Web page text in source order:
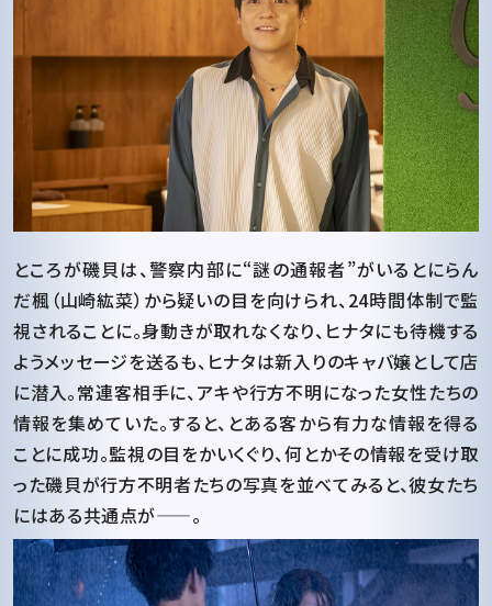
ところが磯貝は、警察内部に“謎の通報者”がいるとにらん
だ楓（山崎紘菜）から疑いの目を向けられ、24時間体制で監
視されることに。身動きが取れなくなり、ヒナタにも待機する
ようメッセージを送るも、ヒナタは新入りのキャバ嬢として店
に潜入。常連客相手に、アキや行方不明になった女性たちの
情報を集めていた。すると、とある客から有力な情報を得る
ことに成功。監視の目をかいくぐり、何とかその情報を受け取
った磯貝が行方不明者たちの写真を並べてみると、彼女たち
にはある共通点が——。